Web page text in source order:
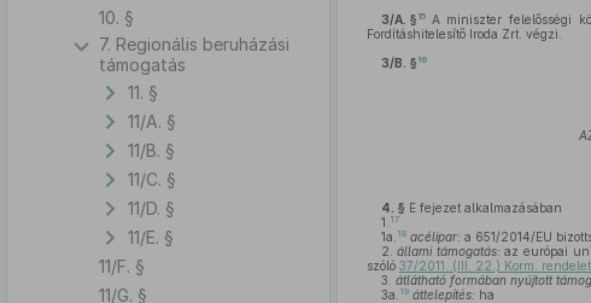
10. §
7. Regionális beruházási
támogatás
11. §
11/A. §
11/B. §
11/C. §
11/D. §
11/E. §
11/F. §
11/G. §
3/A. § 15 A miniszter felelősségi
Fordításhitelesítő Iroda Zrt. végzi.
3/B. § 16
4. § E fejezet alkalmazásában
1. 17
1a. 18 acélipar: a 651/2014/EU
2.
állami támogatás: az európai
szóló 37/2011. (III. 22.) Korm.
3. átlátható formában nyújtott
3a. 19 áttelepítés: ha